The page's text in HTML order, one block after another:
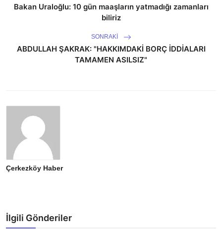
Bakan Uraloğlu: 10 gün maaşların yatmadığı zamanları
biliriz
SONRAKI
ABDULLAH ŞAKRAK: "HAKKIMDAKİ BORÇ İDDİALARI
TAMAMEN ASILSIZ"
Çerkezköy Haber
İlgili Gönderiler